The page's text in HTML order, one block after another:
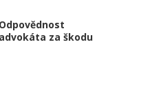
Odpovědnost
advokáta za škodu